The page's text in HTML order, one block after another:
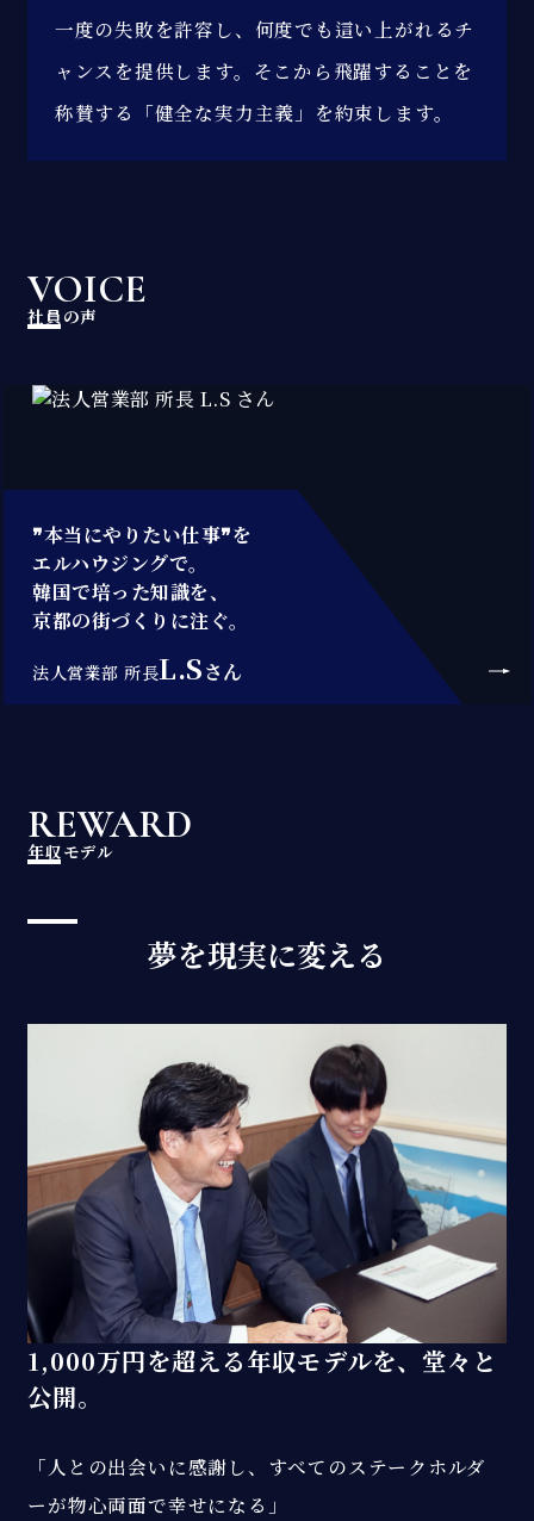
一度の失敗を許容し、何度でも這い上がれるチ
ャンスを提供します。そこから飛躍することを
称賛する「健全な実力主義」を約束します。
VOICE
社員の声
❞本当にやりたい仕事❞を
エルハウジングで。
韓国で培った知識を、
京都の街づくりに注ぐ。
法人営業部 所長L.Sさん
REWARD
年収モデル
夢を現実に変える
1,000万円を超える年収モデルを、堂々と
公開。
「人との出会いに感謝し、すべてのステークホルダ
ーが物心両面で幸せになる」